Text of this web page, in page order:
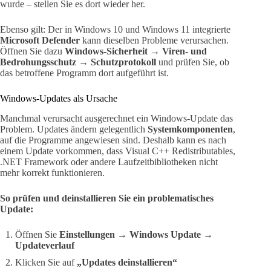
wurde – stellen Sie es dort wieder her.
Ebenso gilt: Der in Windows 10 und Windows 11 integrierte
Microsoft Defender kann dieselben Probleme verursachen.
Öffnen Sie dazu Windows-Sicherheit → Viren- und
Bedrohungsschutz → Schutzprotokoll und prüfen Sie, ob
das betroffene Programm dort aufgeführt ist.
Windows-Updates als Ursache
Manchmal verursacht ausgerechnet ein Windows-Update das
Problem. Updates ändern gelegentlich Systemkomponenten,
auf die Programme angewiesen sind. Deshalb kann es nach
einem Update vorkommen, dass Visual C++ Redistributables,
.NET Framework oder andere Laufzeitbibliotheken nicht
mehr korrekt funktionieren.
So prüfen und deinstallieren Sie ein problematisches
Update:
Öffnen Sie Einstellungen → Windows Update →
Updateverlauf
Klicken Sie auf „Updates deinstallieren“